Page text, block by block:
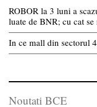
ROBOR la 3 luni a
luate de BNR; cu cat
In ce mall din sectorul
Noutati BCE